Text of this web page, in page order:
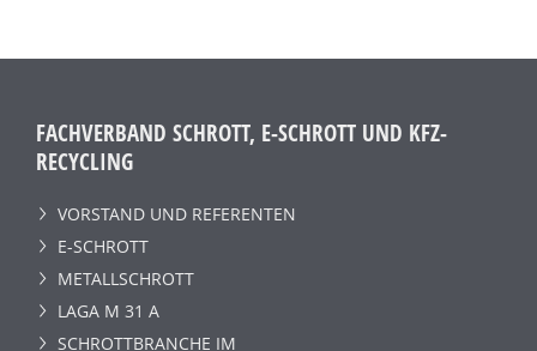
FACHVERBAND SCHROTT, E-SCHROTT UND KFZ-
RECYCLING
VORSTAND UND REFERENTEN
E-SCHROTT
METALLSCHROTT
LAGA M 31 A
SCHROTTBRANCHE IM